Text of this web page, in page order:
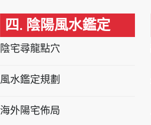
四. 陰陽風水鑑定
陰宅尋龍點穴
風水鑑定規劃
海外陽宅佈局